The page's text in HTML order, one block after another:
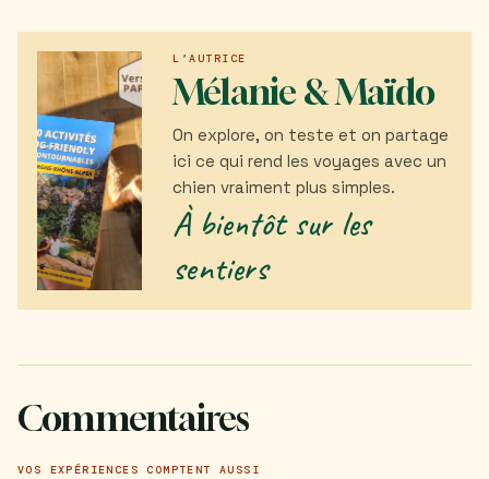
L’AUTRICE
Mélanie & Maïdo
On explore, on teste et on partage
ici ce qui rend les voyages avec un
chien vraiment plus simples.
À bientôt sur les
sentiers
Commentaires
VOS EXPÉRIENCES COMPTENT AUSSI